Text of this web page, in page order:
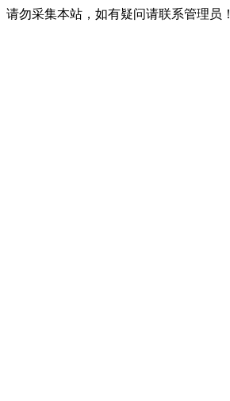
请勿采集本站，如有疑问请联系管理员！